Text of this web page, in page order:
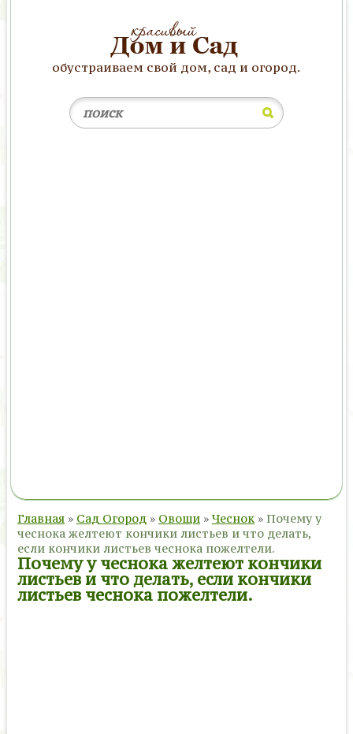
обустраиваем свой дом, сад и огород.
Главная » Сад Огород » Овощи »Чеснок » Почему у
чеснока желтеют кончики листьев и что делать,
если кончики листьев чеснока пожелтели.
Почему у чеснока желтеют кончики
листьев и что делать, если кончики
листьев чеснока пожелтели.